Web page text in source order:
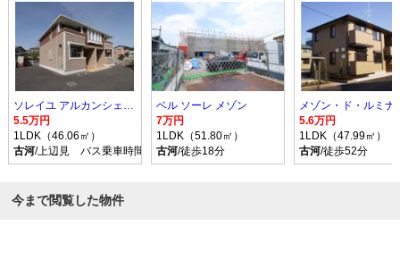
ソレイユ アルカンシェル Ｂ
5.5万円
1LDK（46.06㎡）
古河/上辺見 バス乗車時間10分 停歩9分
ベル ソーレ メゾン
7万円
1LDK（51.80㎡）
古河/徒歩18分
メゾン・ド・ルミナ
5.6万円
1LDK（47.99㎡）
古河/徒歩52分
今まで閲覧した物件